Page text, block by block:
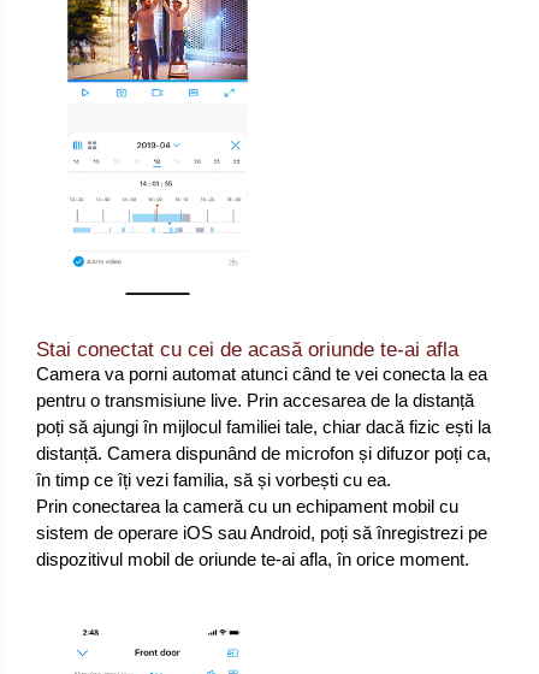
Stai conectat cu cei de acasă oriunde te-ai afla
Camera va porni automat atunci când te vei conecta la ea
pentru o transmisiune live. Prin accesarea de la distanță
poți să ajungi în mijlocul familiei tale, chiar dacă fizic ești la
distanță. Camera dispunând de microfon și difuzor poți ca,
în timp ce îți vezi familia, să și vorbești cu ea.
Prin conectarea la cameră cu un echipament mobil cu
sistem de operare iOS sau Android, poți să înregistrezi pe
dispozitivul mobil de oriunde te-ai afla, în orice moment.